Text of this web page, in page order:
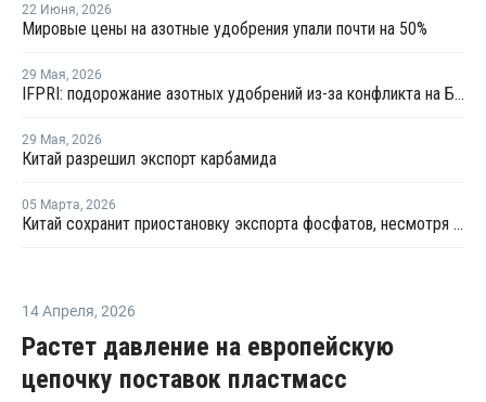
22 Июня, 2026
Мировые цены на азотные удобрения упали почти на 50%
29 Мая, 2026
IFPRI: подорожание азотных удобрений из-за конфликта на Ближнем Востоке привело к сокращению посевов
29 Мая, 2026
Китай разрешил экспорт карбамида
05 Марта, 2026
Китай сохранит приостановку экспорта фосфатов, несмотря на войну на Ближнем Востоке
14 Апреля, 2026
Растет давление на европейскую
цепочку поставок пластмасс